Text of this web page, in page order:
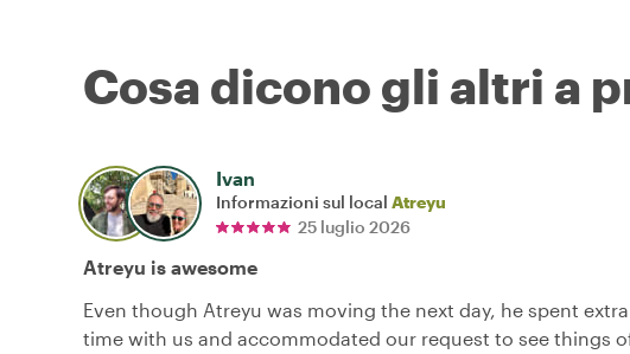
Cosa dicono gli altri a
Ivan
Informazioni sul local Atreyu
25 luglio 2026
Atreyu is awesome
Even though Atreyu was moving the next day, he spent extra
time with us and accommodated our request to see things